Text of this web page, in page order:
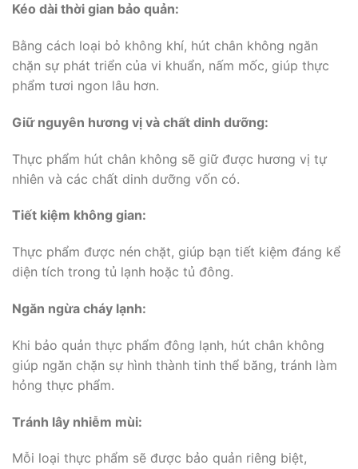
Kéo dài thời gian bảo quản:
Bằng cách loại bỏ không khí, hút chân không ngăn
chặn sự phát triển của vi khuẩn, nấm mốc, giúp thực
phẩm tươi ngon lâu hơn.
Giữ nguyên hương vị và chất dinh dưỡng:
Thực phẩm hút chân không sẽ giữ được hương vị tự
nhiên và các chất dinh dưỡng vốn có.
Tiết kiệm không gian:
Thực phẩm được nén chặt, giúp bạn tiết kiệm đáng kể
diện tích trong tủ lạnh hoặc tủ đông.
Ngăn ngừa cháy lạnh:
Khi bảo quản thực phẩm đông lạnh, hút chân không
giúp ngăn chặn sự hình thành tinh thể băng, tránh làm
hỏng thực phẩm.
Tránh lây nhiễm mùi:
Mỗi loại thực phẩm sẽ được bảo quản riêng biệt,